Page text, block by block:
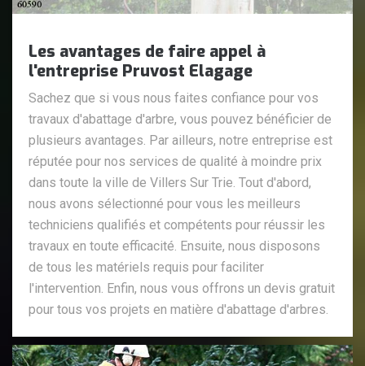
Les avantages de faire appel à
l'entreprise Pruvost Elagage
Sachez que si vous nous faites confiance pour vos
travaux d'abattage d'arbre, vous pouvez bénéficier de
plusieurs avantages. Par ailleurs, notre entreprise est
réputée pour nos services de qualité à moindre prix
dans toute la ville de Villers Sur Trie. Tout d'abord,
nous avons sélectionné pour vous les meilleurs
techniciens qualifiés et compétents pour réussir les
travaux en toute efficacité. Ensuite, nous disposons
de tous les matériels requis pour faciliter
l'intervention. Enfin, nous vous offrons un devis gratuit
pour tous vos projets en matière d'abattage d'arbres.